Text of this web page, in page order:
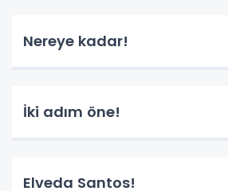
Nereye kadar!
İki adım öne!
Elveda Santos!